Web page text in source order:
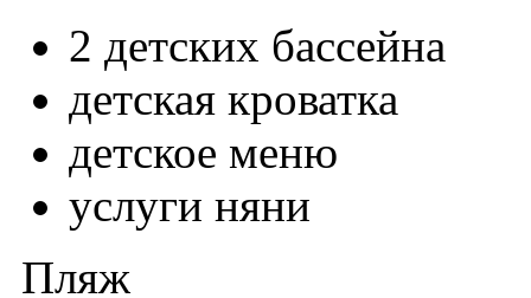
2 детских бассейна
детская кроватка
детское меню
услуги няни
Пляж